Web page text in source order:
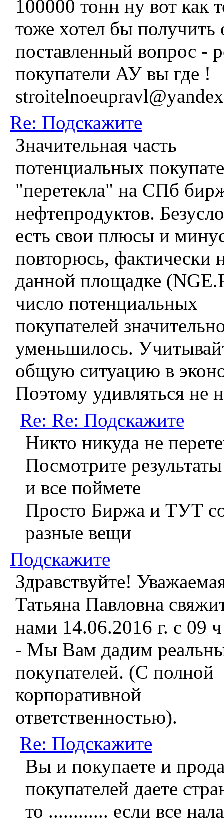
100000 тонн ну вот как
тоже хотел бы получить
поставленный вопрос -
покупатели АУ вы где !
Re: Подскажите
Значительная часть
потенциальных
"перетекла" на СПб
нефтепродуктов.
есть свои плюсы и
повторюсь, фактически
данной площадке
число потенциальных
покупателей
уменьшилось.
общую ситуацию в
Поэтому удивляться не
Re: Re: Подскажите
Никто никуда не
Посмотрите
и все поймете
Просто Биржа и ТУТ
разные вещи
Подскажите
Здравствуйте!
Татьяна Павловна
нами 14.06.2016 г. с 09
- Мы Вам дадим
покупателей. (С полной
корпоративной
ответственностью).
Re: Подскажите
Вы и покупаете и
покупателей даете
то ............ если все